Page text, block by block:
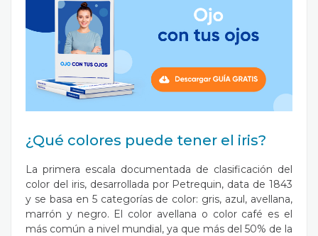
¿Qué colores puede tener el iris?
La primera escala documentada de clasificación del
color del iris, desarrollada por Petrequin, data de 1843
y se basa en 5 categorías de color: gris, azul, avellana,
marrón y negro. El color avellana o color café es el
más común a nivel mundial, ya que más del 50% de la